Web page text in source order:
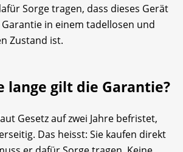
Sorge tragen, dass dieses Gerät
in einem tadellosen und
Zustand ist.
lange gilt die Garantie?
Gesetz auf zwei Jahre befristet,
Das heisst: Sie kaufen direkt